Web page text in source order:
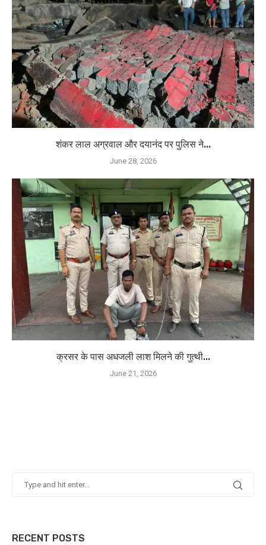
शंकर लाल अग्रवाल और दयानंद पर पुलिस ने...
June 28, 2026
क्रसर के पास अधजली लाश मिलने की गुत्थी...
June 21, 2026
RECENT POSTS